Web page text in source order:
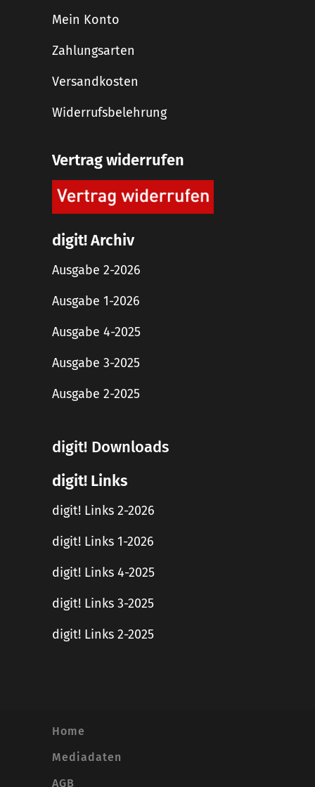
Mein Konto
Zahlungsarten
Versandkosten
Widerrufsbelehrung
Vertrag widerrufen
digit! Archiv
Ausgabe 2-2026
Ausgabe 1-2026
Ausgabe 4-2025
Ausgabe 3-2025
Ausgabe 2-2025
digit! Downloads
digit! Links
digit! Links 2-2026
digit! Links 1-2026
digit! Links 4-2025
digit! Links 3-2025
digit! Links 2-2025
Home
Mediadaten
AGB